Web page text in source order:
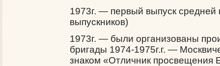
1973г. — первый выпуск
выпускников)
1973г. — были организованы
бригады 1974-1975г.г. —
знаком «Отличник просвещения